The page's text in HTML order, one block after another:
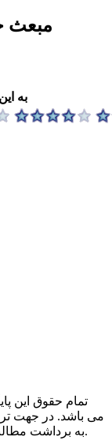
مبعث
به
تمام حقوق این
می باشد. در جهت
به برداشت مطالب و تصاویر [به جز مصارف تجاری] وجود ندارد.